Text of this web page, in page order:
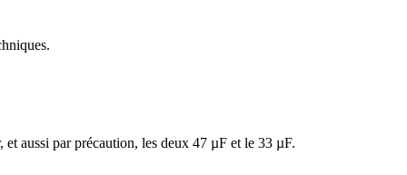
aussi par précaution, les deux 47 µF et le 33 µF.